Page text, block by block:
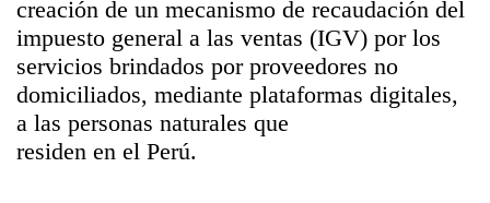
creación de un mecanismo de recaudación del
impuesto general a las ventas (IGV) por los
servicios brindados por proveedores no
domiciliados, mediante plataformas digitales,
a las personas naturales que
residen en el Perú.